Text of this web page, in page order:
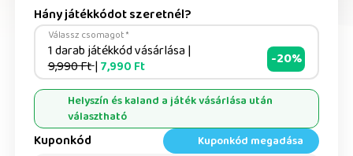
Hány játékkódot szeretnél?
Válassz csomagot *
1 darab játékkód vásárlása |
9,990 Ft| 7,990 Ft -20%
Helyszín és kaland a játék vásárlása után
választható
Kuponkód Kuponkód megadása